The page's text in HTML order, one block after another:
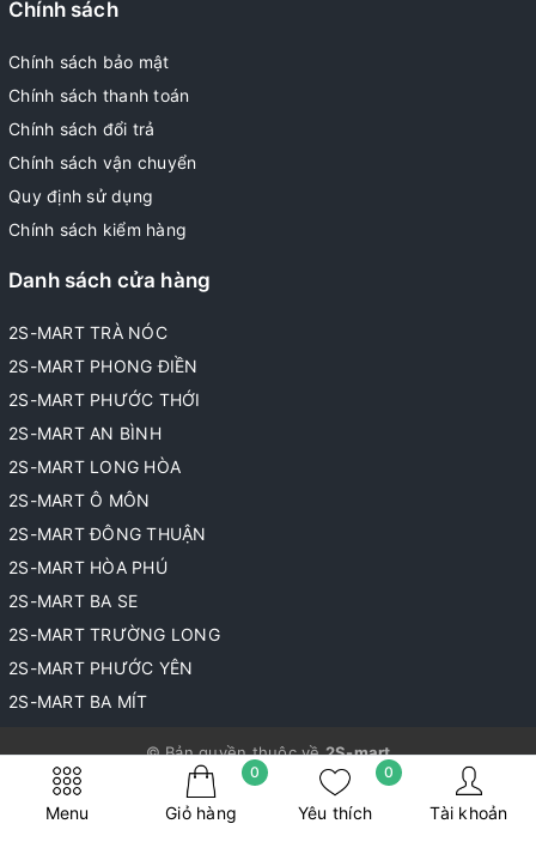
Menu Giỏ hàng
0
Yêu thích
0
Tài khoản
Chính sách
Chính sách bảo mật
Chính sách thanh toán
Chính sách đổi trả
Chính sách vận chuyển
Quy định sử dụng
Chính sách kiểm hàng
Danh sách cửa hàng
2S-MART TRÀ NÓC
2S-MART PHONG ĐIỀN
2S-MART PHƯỚC THỚI
2S-MART AN BÌNH
2S-MART LONG HÒA
2S-MART Ô MÔN
2S-MART ĐÔNG THUẬN
2S-MART HÒA PHÚ
2S-MART BA SE
2S-MART TRƯỜNG LONG
2S-MART PHƯỚC YÊN
2S-MART BA MÍT
© Bản quyền thuộc về2S-mart
Cung cấp bởi
Sapo